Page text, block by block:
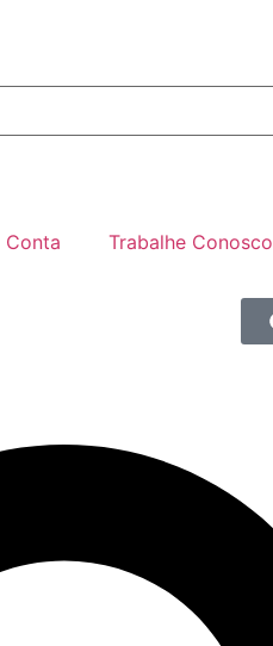
Conta Trabalhe Conosco